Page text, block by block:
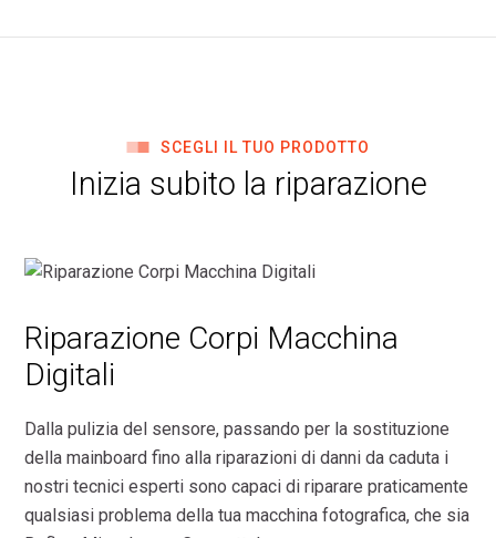
SCEGLI IL TUO PRODOTTO
Inizia subito la riparazione
Riparazione Corpi Macchina
Digitali
Dalla pulizia del sensore, passando per la sostituzione
della mainboard fino alla riparazioni di danni da caduta i
nostri tecnici esperti sono capaci di riparare praticamente
qualsiasi problema della tua macchina fotografica, che sia